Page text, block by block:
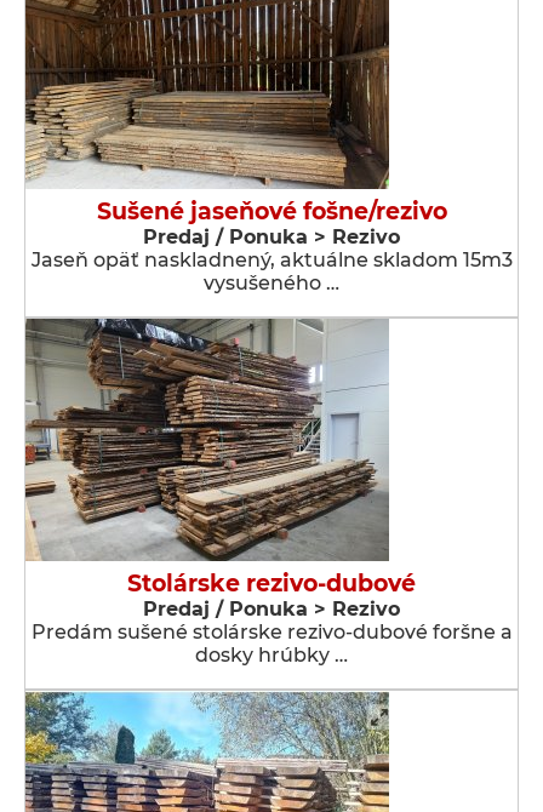
Sušené jaseňové fošne/rezivo
Predaj / Ponuka > Rezivo
Jaseň opäť naskladnený, aktuálne skladom 15m3
vysušeného …
Stolárske rezivo-dubové
Predaj / Ponuka > Rezivo
Predám sušené stolárske rezivo-dubové foršne a
dosky hrúbky …